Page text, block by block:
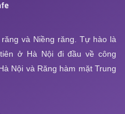
và Niềng răng. Tự hào là
ở Hà Nội đi đầu về công
Nội và Răng hàm mặt Trung